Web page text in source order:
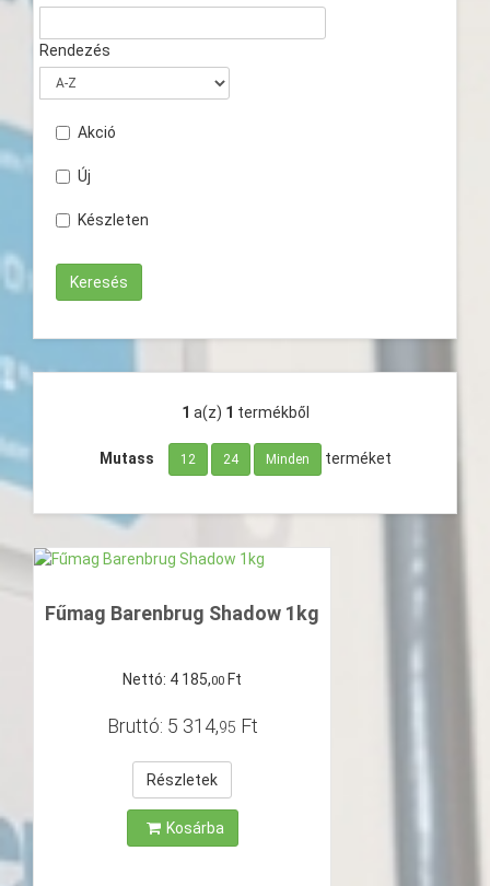
Rendezés
Akció
Új
Készleten
1 a(z) 1 termékből
Mutass 12 24 Minden terméket
Fűmag Barenbrug Shadow 1kg
Nettó: 4 185,00 Ft
Bruttó: 5 314,95 Ft
Részletek
Kosárba